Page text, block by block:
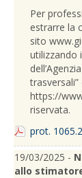
Per
estrarre la
sito
utilizzando
https://
riservata.
prot.
19/03/2025 -
allo